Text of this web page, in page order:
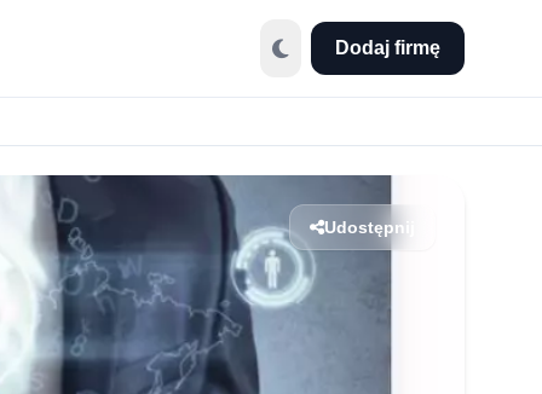
Dodaj firmę
Udostępnij